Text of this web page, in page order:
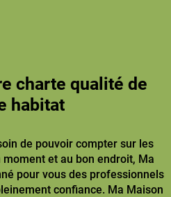
charte qualité de
habitat
de pouvoir compter sur les
et au bon endroit, Ma
pour vous des professionnels
confiance. Ma Maison